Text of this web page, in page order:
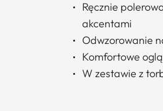
Ręcznie
akcentami
Odwzorowanie
Komfortowe
W zestawie z